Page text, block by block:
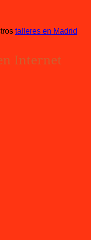
talleres en Madrid
Internet